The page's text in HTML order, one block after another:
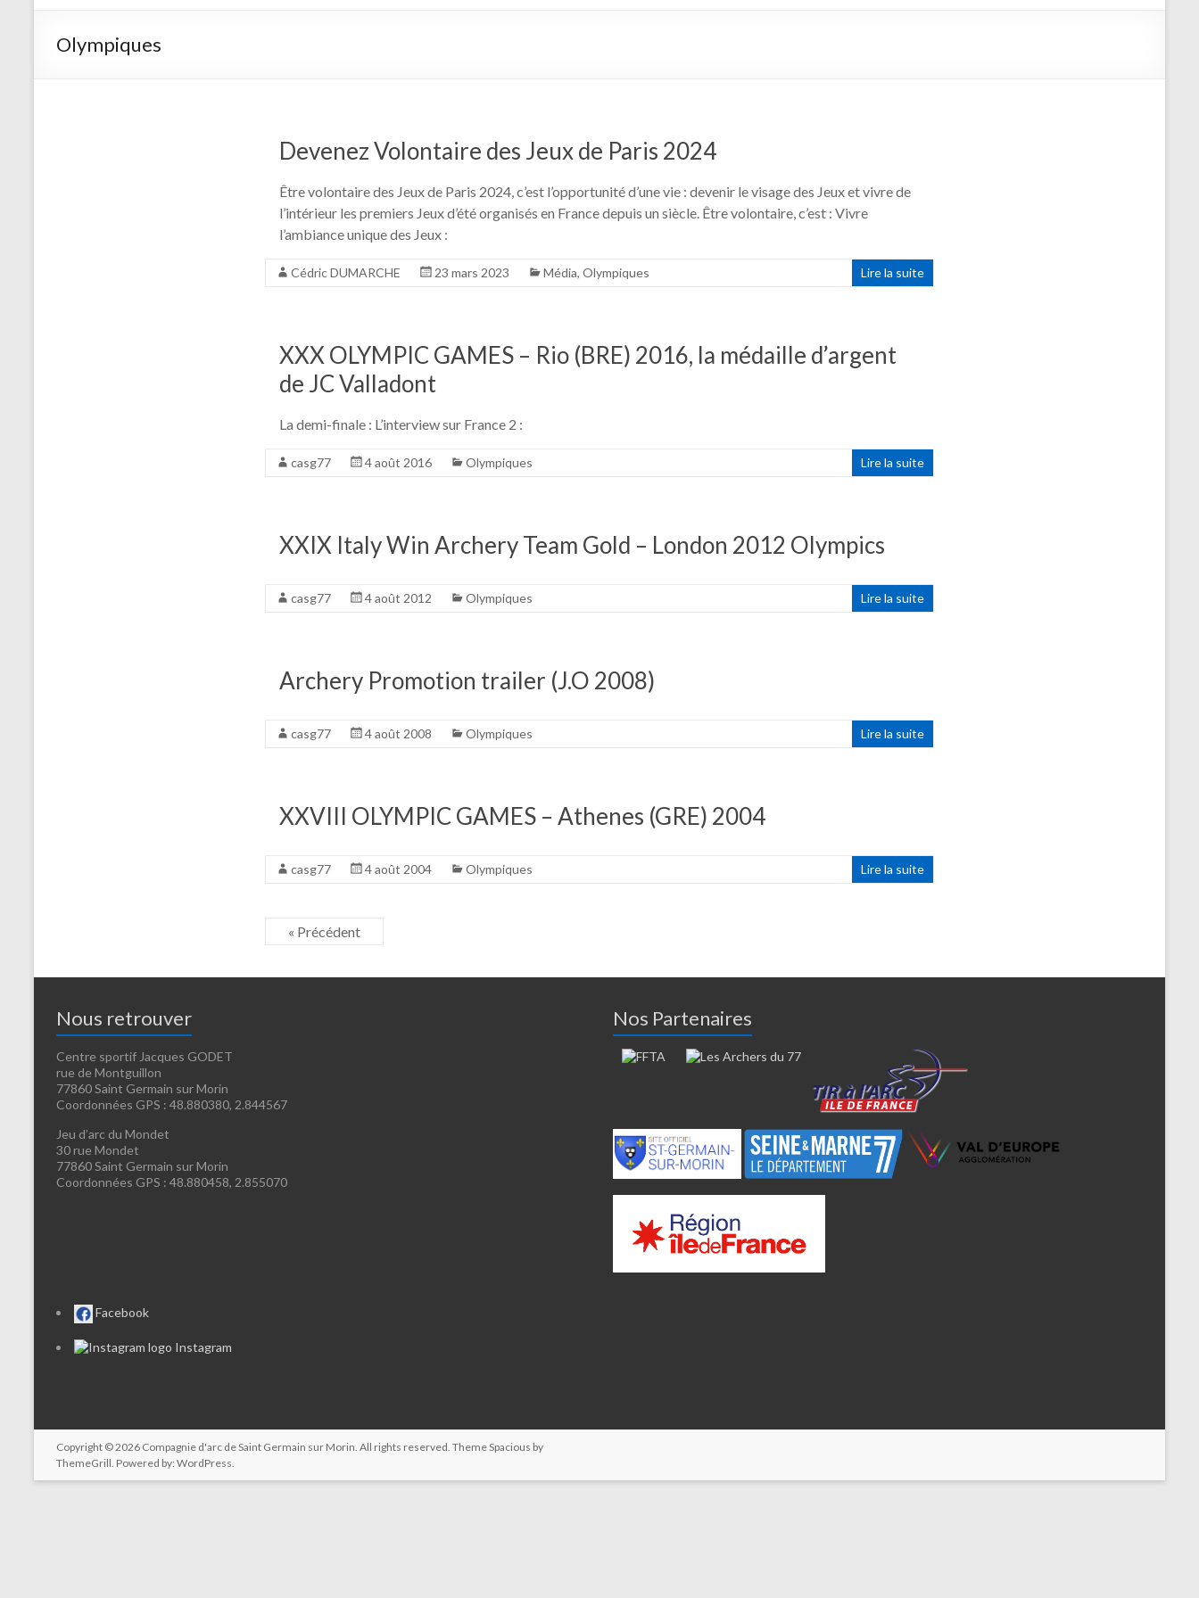
Saint
Olympiques
Devenez Volontaire des Jeux de Paris 2024
Être volontaire des Jeux de Paris 2024, c’est l’opportunité d’une vie : devenir le visage des Jeux et vivre de
l’intérieur les premiers Jeux d’été organisés en France depuis un siècle. Être volontaire, c’est : Vivre
l’ambiance unique des Jeux :
Cédric DUMARCHE 23 mars 2023 Média, Olympiques Lire la suite
XXX OLYMPIC GAMES – Rio (BRE) 2016, la médaille d’argent
de JC Valladont
La demi-finale : L’interview sur France 2 :
casg77 4 août 2016 Olympiques Lire la suite
XXIX Italy Win Archery Team Gold – London 2012 Olympics
casg77 4 août 2012 Olympiques Lire la suite
Archery Promotion trailer (J.O 2008)
casg77 4 août 2008 Olympiques Lire la suite
XXVIII OLYMPIC GAMES – Athenes (GRE) 2004
casg77 4 août 2004 Olympiques Lire la suite
« Précédent
Nous retrouver
Centre sportif Jacques GODET
rue de Montguillon
77860 Saint Germain sur Morin
Coordonnées GPS : 48.880380, 2.844567
Jeu d’arc du Mondet
30 rue Mondet
77860 Saint Germain sur Morin
Coordonnées GPS : 48.880458, 2.855070
Facebook
Instagram
Nos Partenaires
Copyright © 2026 Compagnie d'arc de Saint Germain sur Morin. All rights reserved. ThemeSpacious by
ThemeGrill. Powered by: WordPress.